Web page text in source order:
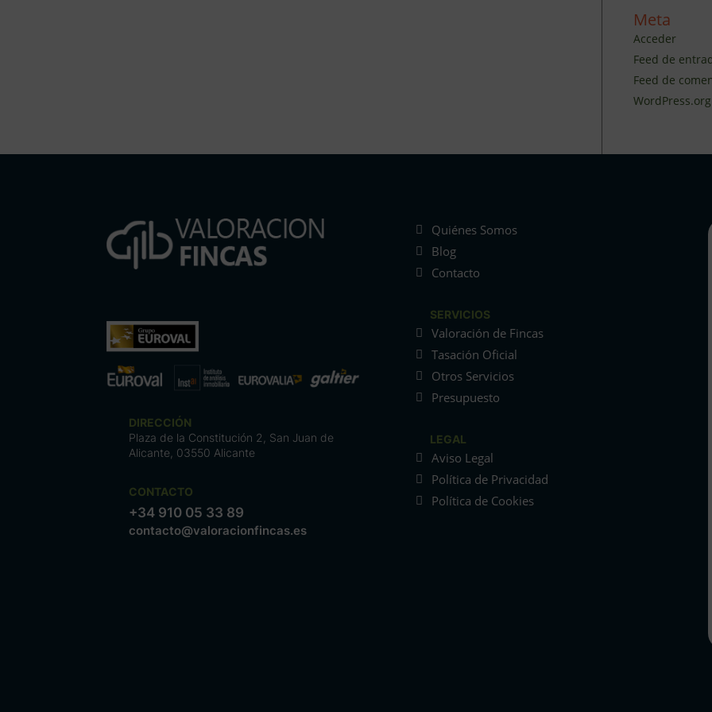
Meta
Acceder
Feed de
Feed de
WordPress.org
DIRECCIÓN
Plaza de la Constitución 2, San Juan de
Alicante, 03550 Alicante
CONTACTO
+34 910 05 33 89
contacto@valoracionfincas.es
Quiénes Somos
Blog
Contacto
SERVICIOS
Valoración de Fincas
Tasación Oficial
Otros Servicios
Presupuesto
LEGAL
Aviso Legal
Política de Privacidad
Política de Cookies